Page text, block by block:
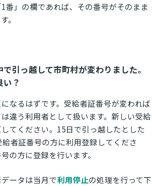
番」の欄であれば、その番号がそのまま
。
引っ越して市町村が変わりました。
？
なるはずです。受給者証番号が変われば
違う利用者として扱います。新しい受給
てください。15日で引っ越したとした
者証番号の方に利用登録してくださ
の方に登録を行います。
ータは当月で利用停止の処理を行って下